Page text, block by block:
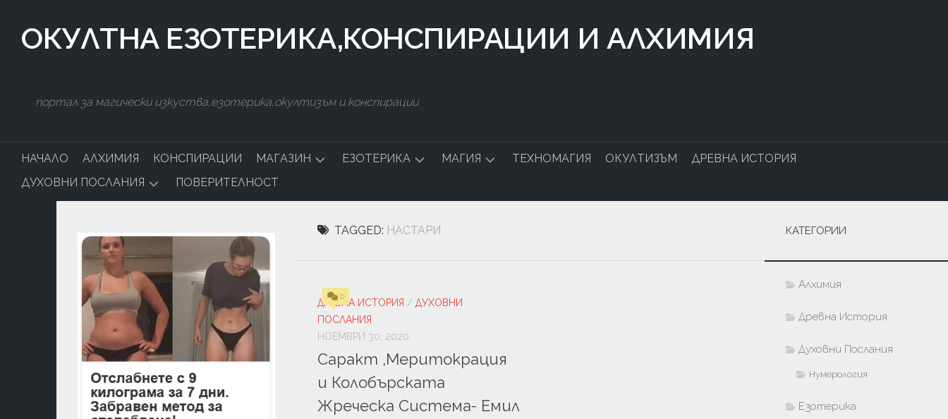
contentОКУЛТНА ЕЗОТЕРИКА,КОНСПИРАЦИИ И АЛХИМИЯ
портал за магически изкуства,езотерика,окултизъм и конспирации
НАЧАЛО АЛХИМИЯ КОНСПИРАЦИИ МАГАЗИН
ЯСНОВИДСТВО
ЕЗОТЕРИЧНА
ЛИТЕРАТУРА
ЕЗОТЕРИКА
СИМВОЛИ
МАГИЯ
БЪЛГАРСКА
ТЕХНОМАГИЯ ОКУЛТИЗЪМ
ДРЕВНА ИСТОРИЯ
ДУХОВНИ ПОСЛАНИЯ
ПОВЕРИТЕЛНОСТ
TAGGED: НАСТАРИ
0
ДРЕВНА ИСТОРИЯ / ДУХОВНИ
ПОСЛАНИЯ
НОЕМВРИ 30, 2020
Саракт ,Меритокрация
и Колобърската
Жреческа Система- Емил
КАТЕГОРИИ
Алхимия
Древна История
Духовни Послания
Нумерология
Езотерика